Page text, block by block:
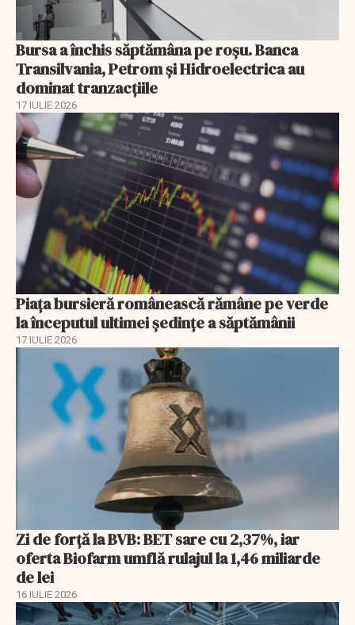
Bursa a închis săptămâna pe roșu. Banca
Transilvania, Petrom și Hidroelectrica au
dominat tranzacțiile
17 IULIE 2026
Piața bursieră românească rămâne pe verde
la începutul ultimei ședințe a săptămânii
17 IULIE 2026
Zi de forță la BVB: BET sare cu 2,37%, iar
oferta Biofarm umflă rulajul la 1,46 miliarde
de lei
16 IULIE 2026